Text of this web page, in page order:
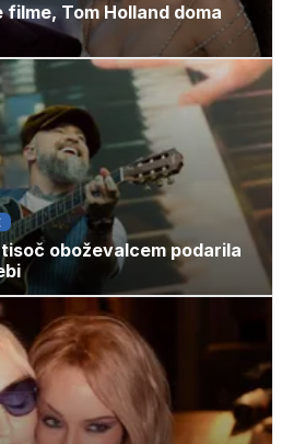
Tom Holland doma
oboževalcem podarila